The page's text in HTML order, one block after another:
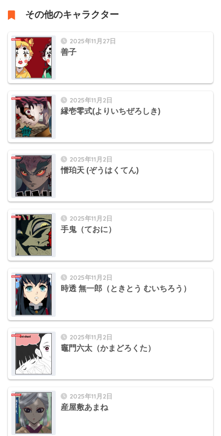
その他のキャラクター
2025年11月27日
善子
2025年11月2日
縁壱零式(よりいちぜろしき)
2025年11月2日
憎珀天 (ぞうはくてん)
2025年11月2日
手鬼（ておに）
2025年11月2日
時透 無一郎（ときとう むいちろう）
2025年11月2日
竈門六太（かまどろくた）
2025年11月2日
産屋敷あまね